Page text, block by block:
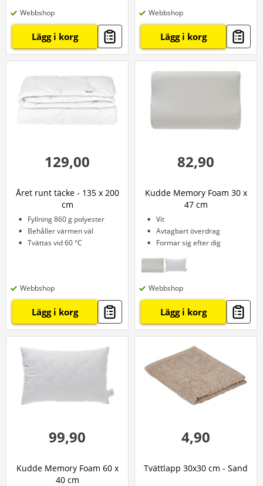
Webbshop
Lägg i korg
Webbshop
Lägg i korg
129,00
Året runt täcke - 135 x 200
cm
Fyllning 860 g polyester
Behåller värmen väl
Tvättas vid 60 °C
Webbshop
Lägg i korg
82,90
Kudde Memory Foam 30 x
47 cm
Vit
Avtagbart överdrag
Formar sig efter dig
Webbshop
Lägg i korg
99,90
Kudde Memory Foam 60 x
40 cm
4,90
Tvättlapp 30x30 cm - Sand